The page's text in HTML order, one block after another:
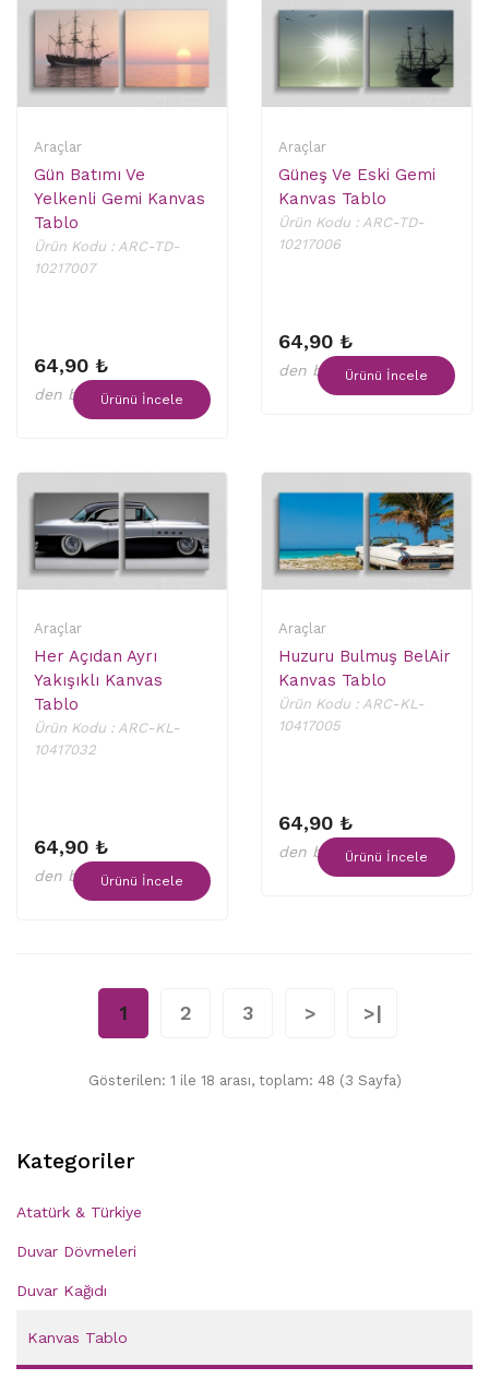
Kategoriler
Atatürk & Türkiye
Duvar Dövmeleri
Duvar Kağıdı
Kanvas Tablo
Araçlar
Gün Batımı Ve
Yelkenli Gemi Kanvas
Tablo
Ürün Kodu : ARC-TD-
10217007
64,90 ₺
den başlayan fiyatlar
Ürünü İncele
Araçlar
Güneş Ve Eski Gemi
Kanvas Tablo
Ürün Kodu : ARC-TD-
10217006
64,90 ₺
den başlayan fiyatlar
Ürünü İncele
Araçlar
Her Açıdan Ayrı
Yakışıklı Kanvas
Tablo
Ürün Kodu : ARC-KL-
10417032
64,90 ₺
den başlayan fiyatlar
Ürünü İncele
Araçlar
Huzuru Bulmuş BelAir
Kanvas Tablo
Ürün Kodu : ARC-KL-
10417005
64,90 ₺
den başlayan fiyatlar
Ürünü İncele
1 2 3 > >|
Gösterilen: 1 ile 18 arası, toplam: 48 (3 Sayfa)